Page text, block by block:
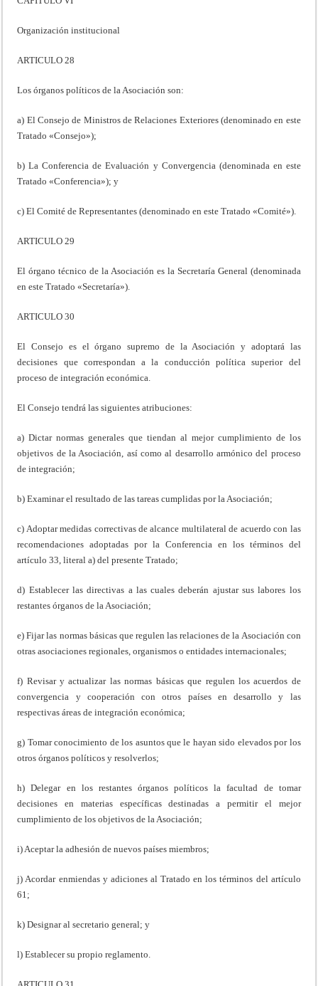
Organización institucional
ARTICULO 28
Los órganos políticos de la Asociación son:
a) El Consejo de Ministros de Relaciones Exteriores (denominado en este
Tratado «Consejo»);
b) La Conferencia de Evaluación y Convergencia (denominada en este
Tratado «Conferencia»); y
c) El Comité de Representantes (denominado en este Tratado «Comité»).
ARTICULO 29
El órgano técnico de la Asociación es la Secretaría General (denominada
en este Tratado «Secretaría»).
ARTICULO 30
El Consejo es el órgano supremo de la Asociación y adoptará las
decisiones que correspondan a la conducción política superior del
proceso de integración económica.
El Consejo tendrá las siguientes atribuciones:
a) Dictar normas generales que tiendan al mejor cumplimiento de los
objetivos de la Asociación, así como al desarrollo armónico del proceso
de integración;
b) Examinar el resultado de las tareas cumplidas por la Asociación;
c) Adoptar medidas correctivas de alcance multilateral de acuerdo con las
recomendaciones adoptadas por la Conferencia en los términos del
artículo 33, literal a) del presente Tratado;
d) Establecer las directivas a las cuales deberán ajustar sus labores los
restantes órganos de la Asociación;
e) Fijar las normas básicas que regulen las relaciones de la Asociación con
otras asociaciones regionales, organismos o entidades internacionales;
f) Revisar y actualizar las normas básicas que regulen los acuerdos de
convergencia y cooperación con otros países en desarrollo y las
respectivas áreas de integración económica;
g) Tomar conocimiento de los asuntos que le hayan sido elevados por los
otros órganos políticos y resolverlos;
h) Delegar en los restantes órganos políticos la facultad de tomar
decisiones en materias específicas destinadas a permitir el mejor
cumplimiento de los objetivos de la Asociación;
i) Aceptar la adhesión de nuevos países miembros;
j) Acordar enmiendas y adiciones al Tratado en los términos del artículo
61;
k) Designar al secretario general; y
l) Establecer su propio reglamento.